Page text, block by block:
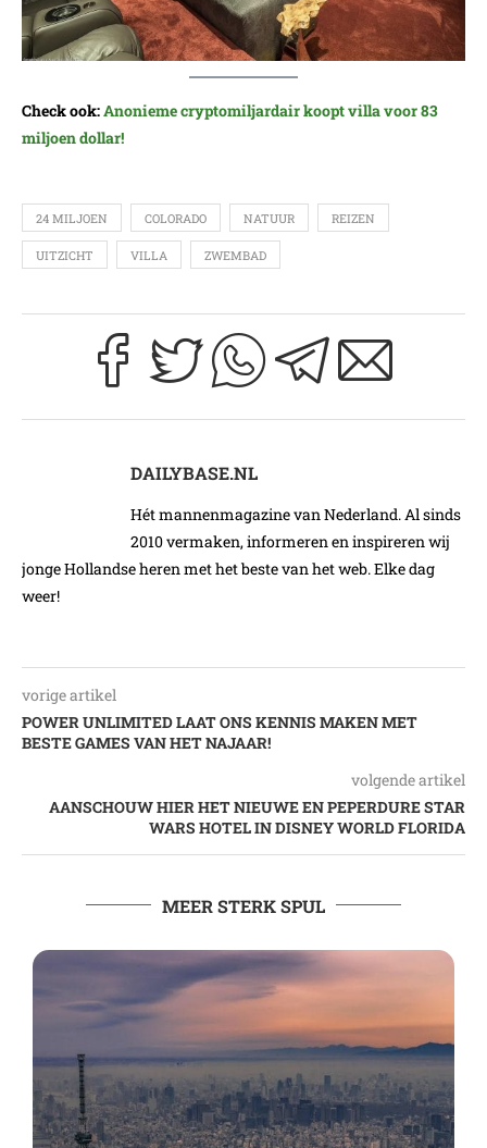
Check ook:Anonieme cryptomiljardair koopt villa voor 83
miljoen dollar!
24 MILJOEN COLORADO NATUUR REIZEN
UITZICHT VILLA ZWEMBAD
DAILYBASE.NL
Hét mannenmagazine van Nederland. Al sinds
2010 vermaken, informeren en inspireren wij
jonge Hollandse heren met het beste van het web. Elke dag
weer!
vorige artikel
POWER UNLIMITED LAAT ONS KENNIS MAKEN MET
BESTE GAMES VAN HET NAJAAR!
volgende artikel
AANSCHOUW HIER HET NIEUWE EN PEPERDURE STAR
WARS HOTEL IN DISNEY WORLD FLORIDA
MEER STERK SPUL